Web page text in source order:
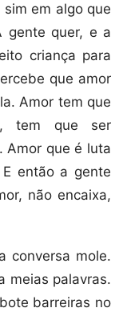
em algo que
gente quer, e a
criança para
que amor
Amor tem que
tem que ser
Amor que é luta
então a gente
não encaixa,
conversa mole.
meias palavras.
barreiras no